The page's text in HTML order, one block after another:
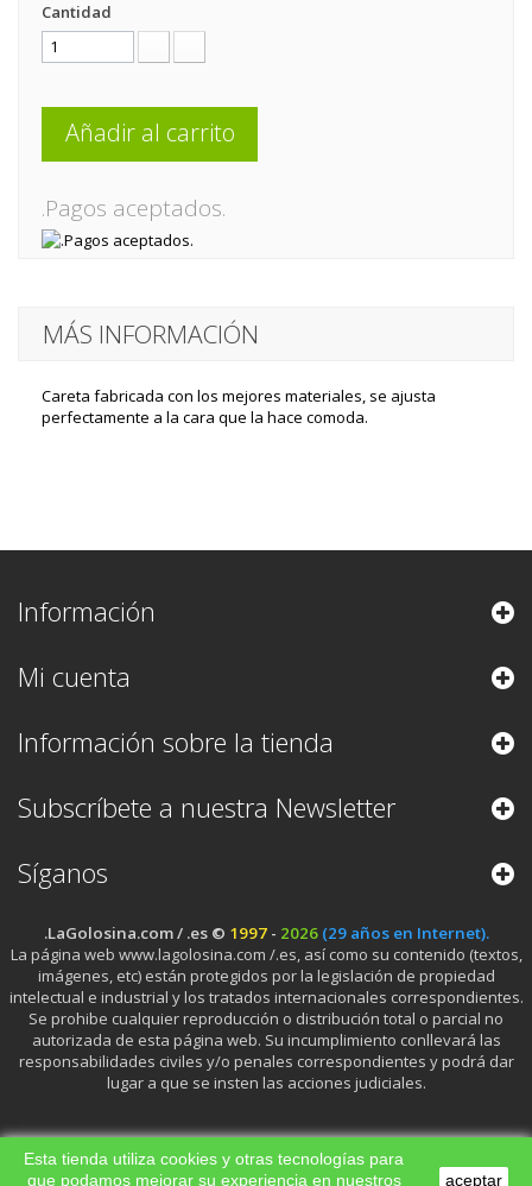
Cantidad
Añadir al carrito
.Pagos aceptados.
MÁS INFORMACIÓN
Careta fabricada con los mejores materiales, se ajusta
perfectamente a la cara que la hace comoda.
Información
Mi cuenta
Información sobre la tienda
Subscríbete a nuestra Newsletter
Síganos
.LaGolosina.com / .es © 1997- 2026 (29 años en Internet).
La página web www.lagolosina.com /.es, así como su contenido (textos,
imágenes, etc) están protegidos por la legislación de propiedad
intelectual e industrial y los tratados internacionales correspondientes.
Se prohibe cualquier reproducción o distribución total o parcial no
autorizada de esta página web. Su incumplimiento conllevará las
responsabilidades civiles y/o penales correspondientes y podrá dar
lugar a que se insten las acciones judiciales.
Esta tienda utiliza cookies y otras tecnologías para
que podamos mejorar su experiencia en nuestros
aceptar